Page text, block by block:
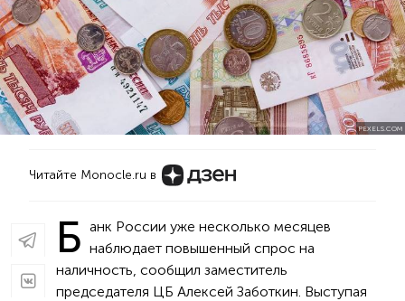
PEXELS.COM
Читайте Monocle.ru в
Б анк России уже несколько месяцев
наблюдает повышенный спрос на
наличность, сообщил заместитель
председателя ЦБ Алексей Заботкин. Выступая